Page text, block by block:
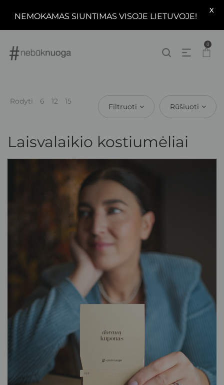
0
Rodyti 6 12 15
Filtruoti Rūšiuoti
Laisvalaikio kostiumėliai
NEMOKAMAS SIUNTIMAS VISOJE LIETUVOJE!
X